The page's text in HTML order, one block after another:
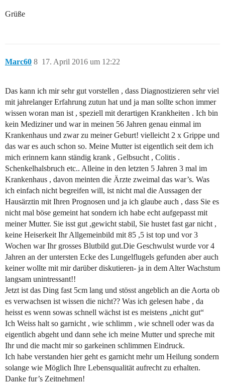
Grüße
Marc60 17. April 2016 um 12:22
8
Das kann ich mir sehr gut vorstellen , dass Diagnostizieren sehr viel
mit jahrelanger Erfahrung zutun hat und ja man sollte schon immer
wissen woran man ist , speziell mit derartigen Krankheiten . Ich bin
kein Mediziner und war in meinen 56 Jahren genau einmal im
Krankenhaus und zwar zu meiner Geburt! vielleicht 2 x Grippe und
das war es auch schon so. Meine Mutter ist eigentlich seit dem ich
mich erinnern kann ständig krank , Gelbsucht , Colitis .
Schenkelhalsbruch etc.. Alleine in den letzten 5 Jahren 3 mal im
Krankenhaus , davon meinten die Ärzte zweimal das war’s. Was
ich einfach nicht begreifen will, ist nicht mal die Aussagen der
Hausärztin mit Ihren Prognosen und ja ich glaube auch , dass Sie es
nicht mal böse gemeint hat sondern ich habe echt aufgepasst mit
meiner Mutter. Sie isst gut ,gewicht stabil, Sie hustet fast gar nicht ,
keine Heiserkeit Ihr Allgemeinbild mit 85 ,5 ist top und vor 3
Wochen war Ihr grosses Blutbild gut.Die Geschwulst wurde vor 4
Jahren an der untersten Ecke des Lungelflugels gefunden aber auch
keiner wollte mit mir darüber diskutieren- ja in dem Alter Wachstum
langsam unintressant!!
Jetzt ist das Ding fast 5cm lang und stösst angeblich an die Aorta ob
es verwachsen ist wissen die nicht?? Was ich gelesen habe , da
heisst es wenn sowas schnell wächst ist es meistens „nicht gut“
Ich Weiss halt so garnicht , wie schlimm , wie schnell oder was da
eigentlich abgeht und dann sehe ich meine Mutter und spreche mit
Ihr und die macht mir so garkeinen schlimmen Eindruck.
Ich habe verstanden hier geht es garnicht mehr um Heilung sondern
solange wie Möglich Ihre Lebensqualität aufrecht zu erhalten.
Danke fur’s Zeitnehmen!